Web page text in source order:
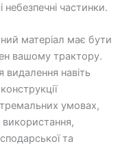
частинки.
матеріал має бути
вашому трактору.
видалення навіть
умовах,
використання,
та